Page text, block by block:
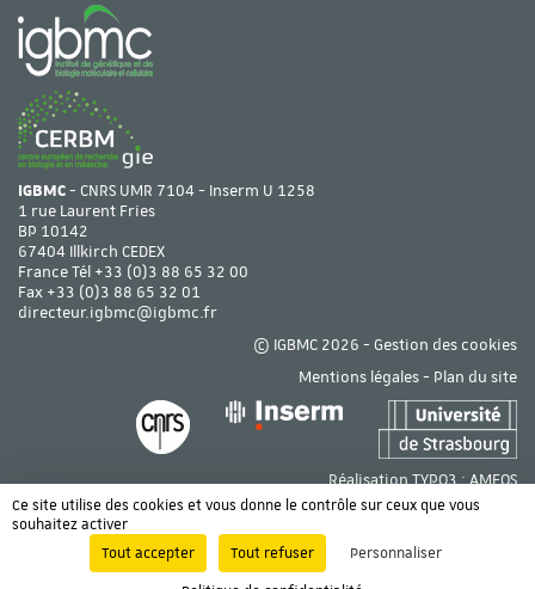
IGBMC- CNRS UMR 7104 - Inserm U 1258
1 rue Laurent Fries
BP 10142
67404 Illkirch CEDEX
France Tél +33 (0)3 88 65 32 00
Fax +33 (0)3 88 65 32 01
directeur.igbmc@igbmc.fr
© IGBMC 2026 - Gestion des cookies
Mentions légales- Plan du site
Réalisation TYPO3 :AMEOS
Ce site utilise des cookies et vous donne le contrôle sur ceux que vous
souhaitez activer
Tout accepter
Tout refuser
Personnaliser